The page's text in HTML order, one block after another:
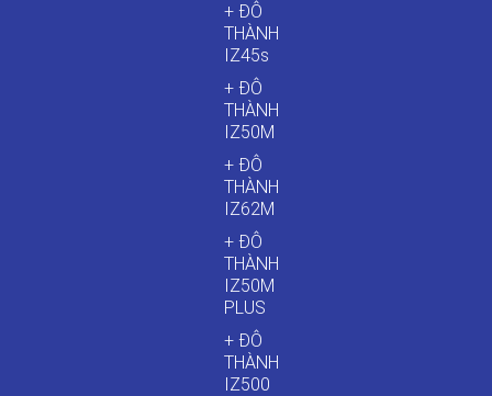
+ ĐÔ
THÀNH
IZ45s
+ ĐÔ
THÀNH
IZ50M
+ ĐÔ
THÀNH
IZ62M
+ ĐÔ
THÀNH
IZ50M
PLUS
+ ĐÔ
THÀNH
IZ500